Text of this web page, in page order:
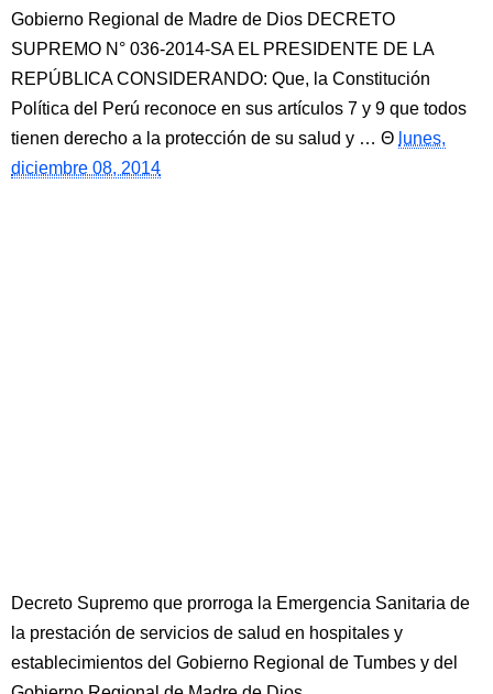
Gobierno Regional de Madre de Dios DECRETO
SUPREMO N° 036-2014-SA EL PRESIDENTE DE LA
REPÚBLICA CONSIDERANDO: Que, la Constitución
Política del Perú reconoce en sus artículos 7 y 9 que todos
tienen derecho a la protección de su salud y …
lunes,
diciembre 08, 2014
Decreto Supremo que prorroga la Emergencia Sanitaria de
la prestación de servicios de salud en hospitales y
establecimientos del Gobierno Regional de Tumbes y del